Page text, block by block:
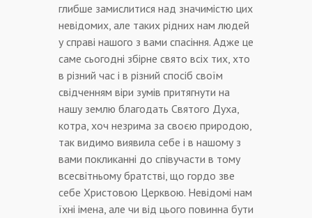
глибше замислитися над значимістю цих
невідомих, але таких рідних нам людей
у справі нашого з вами спасіння. Адже це
саме сьогодні збірне свято всіх тих, хто
в різний час і в різний спосіб своїм
свідченням віри зумів притягнути на
нашу землю благодать Святого Духа,
котра, хоч незрима за своєю природою,
так видимо виявила себе і в нашому з
вами покликанні до співучасти в тому
всесвітньому братстві, що гордо зве
себе Христовою Церквою. Невідомі нам
їхні імена, але чи від цього повинна бути